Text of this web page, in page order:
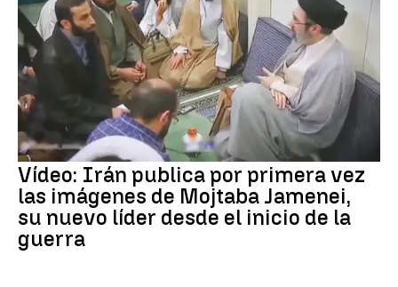
Vídeo: Irán publica por primera vez
las imágenes de Mojtaba Jamenei,
su nuevo líder desde el inicio de la
guerra